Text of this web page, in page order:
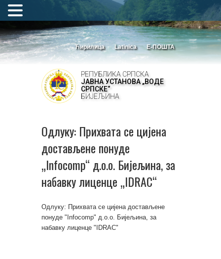
Ћирилица Latinica Е-ПОШТА
РЕПУБЛИКА СРПСКА
ЈАВНА УСТАНОВА „ВОДЕ
СРПСКЕ“
БИЈЕЉИНА
Одлуку: Прихвата се цијена
достављене понуде
„Infocomp“ д.о.о. Бијељина, за
набавку лиценце „IDRAC“
Одлуку: Прихвата се цијена достављене
понуде "Infocomp" д.о.о. Бијељина, за
набавку лиценце "IDRAC"